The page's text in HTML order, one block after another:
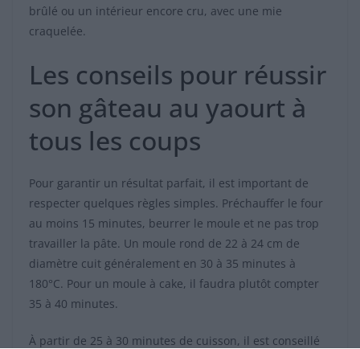
brûlé ou un intérieur encore cru, avec une mie
craquelée.
Les conseils pour réussir
son gâteau au yaourt à
tous les coups
Pour garantir un résultat parfait, il est important de
respecter quelques règles simples. Préchauffer le four
au moins 15 minutes, beurrer le moule et ne pas trop
travailler la pâte. Un moule rond de 22 à 24 cm de
diamètre cuit généralement en 30 à 35 minutes à
180°C. Pour un moule à cake, il faudra plutôt compter
35 à 40 minutes.
À partir de 25 à 30 minutes de cuisson, il est conseillé